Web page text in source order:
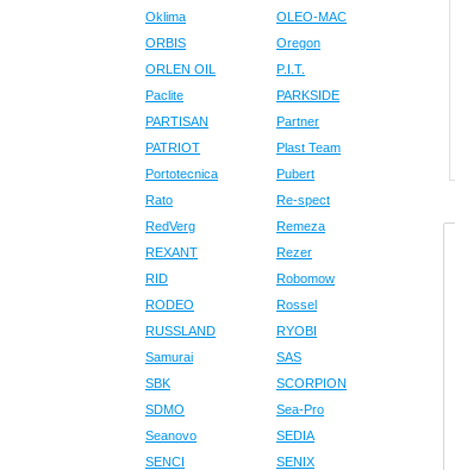
Oklima
OLEO-MAC
ORBIS
Oregon
ORLEN OIL
P.I.T.
Paclite
PARKSIDE
PARTISAN
Partner
PATRIOT
Plast Team
Portotecnica
Pubert
Rato
Re-spect
RedVerg
Remeza
REXANT
Rezer
RID
Robomow
RODEO
Rossel
RUSSLAND
RYOBI
Samurai
SAS
SBK
SCORPION
SDMO
Sea-Pro
Seanovo
SEDIA
SENCI
SENIX